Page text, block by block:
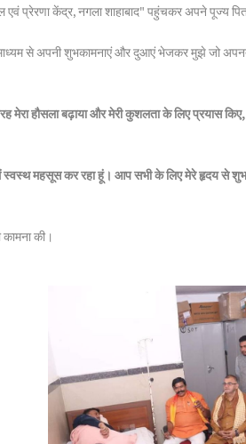
प्रेरणा केंद्र, नगला शाहाबाद" पहुंचकर अपने पूज्य पिता
से अपनी शुभकामनाएं और दुआएं भेजकर मुझे जो
हौसला बढ़ाया और मेरी कुशलता के लिए प्रयास
महसूस कर रहा हूं। आप सभी के लिए मेरे हृदय से
की।